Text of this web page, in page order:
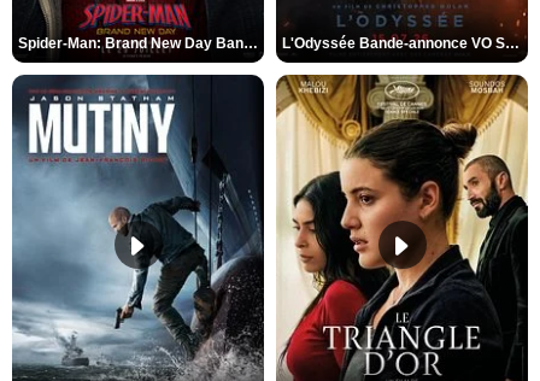
Spider-Man: Brand New Day Bande-annonce VO STFR L'Odyssée Bande-annonce VO STFR